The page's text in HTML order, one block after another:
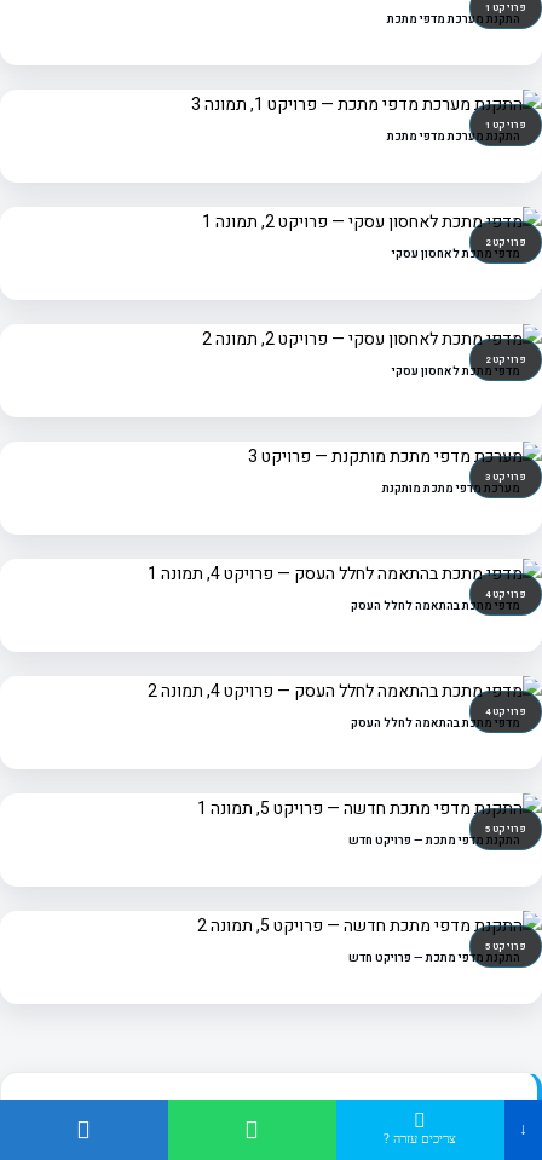
פרויקט 1
התקנת מערכת מדפי מתכת
פרויקט 1
התקנת מערכת מדפי מתכת
פרויקט 2
מדפי מתכת לאחסון עסקי
פרויקט 2
מדפי מתכת לאחסון עסקי
פרויקט 3
מערכת מדפי מתכת מותקנת
פרויקט 4
מדפי מתכת בהתאמה לחלל העסק
פרויקט 4
מדפי מתכת בהתאמה לחלל העסק
פרויקט 5
התקנת מדפי מתכת — פרויקט חדש
פרויקט 5
התקנת מדפי מתכת — פרויקט חדש
רוצים תוצאה כזאת
מדפי מתכת מותאם.
↓ צריכים עזרה ?